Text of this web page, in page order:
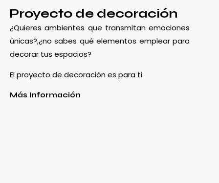
Proyecto de decoración
¿Quieres ambientes que transmitan emociones
únicas?,¿no sabes qué elementos emplear para
decorar tus espacios?
El proyecto de decoración es para ti.
Más Información